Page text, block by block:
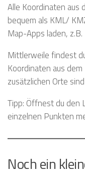
Alle Koordinaten aus
bequem als KML/
Map-Apps laden,
Mittlerweile findest
Koordinaten aus
zusätzlichen Orte
Tipp: Öffnest du den
einzelnen Punkten
Noch ein